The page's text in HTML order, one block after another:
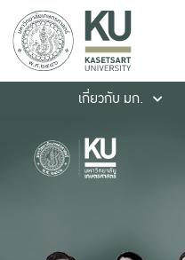
เกี่ยวกับ มก.